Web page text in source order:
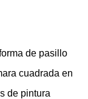
de pasillo
cuadrada en
de pintura